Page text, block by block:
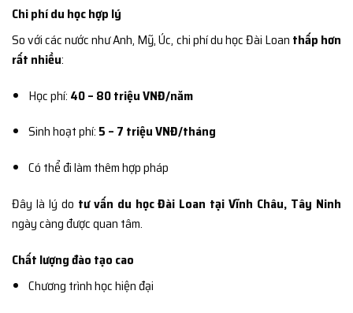
Chi phí du học hợp lý
So với các nước như Anh, Mỹ, Úc, chi phí du học Đài Loan thấp hơn
rất nhiều:
Học phí: 40 – 80 triệu VNĐ/năm
Sinh hoạt phí: 5 – 7 triệu VNĐ/tháng
Có thể đi làm thêm hợp pháp
Đây là lý do tư vấn du học Đài Loan tại Vĩnh Châu, Tây Ninh
ngày càng được quan tâm.
Chất lượng đào tạo cao
Chương trình học hiện đại